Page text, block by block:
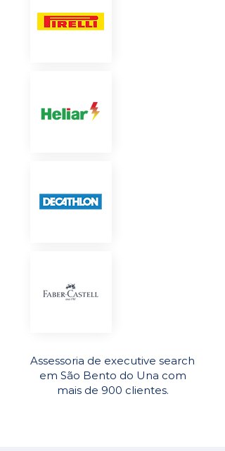
Assessoria de executive search
em São Bento do Una com
mais de 900 clientes.